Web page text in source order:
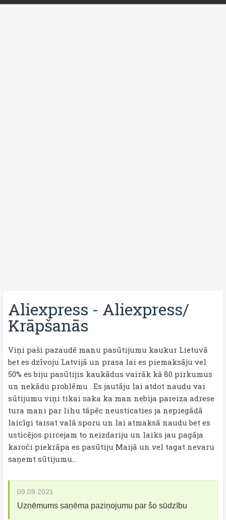
Aliexpress - Aliexpress/
Krāpšanās
Viņi paši pazaudē manu pasūtijumu kaukur Lietuvā
bet es dzīvoju Latvijā un prasa lai es piemaksāju vel
50% es biju pasūtijis kaukādus vairāk kă 80 pirkumus
un nekādu problēmu . Es jautāju lai atdot naudu vai
sūtijumu viņi tikai saka ka man nebija pareiza adrese
tura mani par lihu tāpēc neusticaties ja nepiegādā
laicīgi taisat valā sporu un lai atmaksā naudu bet es
usticējos pircejam to neizdariju un laiks jau pagāja
karoči piekrāpa es pasūtiju Maijā un vel tagat nevaru
saņemt sūtijumu...
09.09.2021
Uzņēmums saņēma paziņojumu par šo sūdzību